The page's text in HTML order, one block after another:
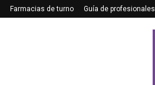
Farmacias de turno Guía de profesionales